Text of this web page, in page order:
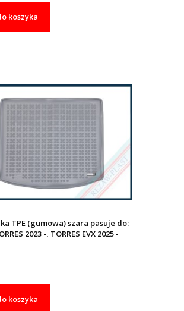
koszyka
TPE (gumowa) szara pasuje do:
2023 -, TORRES EVX 2025 -
koszyka